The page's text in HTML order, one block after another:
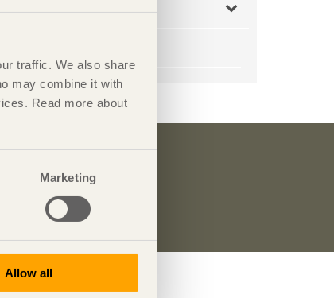
traffic. We also share
may combine it with
Read more about
Marketing
Allow all
50 år
Trä.